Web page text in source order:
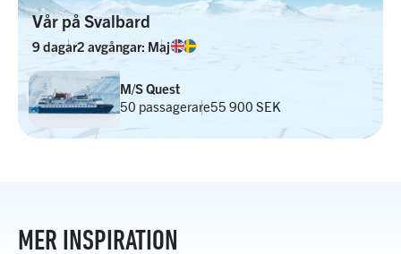
Vår på Svalbard
9 dagar2 avgångar: Maj
M/S Quest
50 passagerare55 900 SEK
MER INSPIRATION